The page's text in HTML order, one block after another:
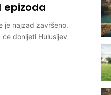
epizoda
je najzad završeno.
će donijeti Hulusijev